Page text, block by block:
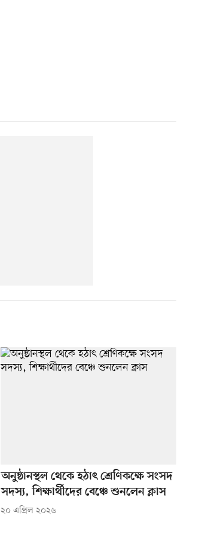
অনুষ্ঠানস্থল থেকে হঠাৎ শ্রেণিকক্ষে সংসদ
সদস্য, শিক্ষার্থীদের বেঞ্চে শুনলেন ক্লাস
২০ এপ্রিল ২০২৬